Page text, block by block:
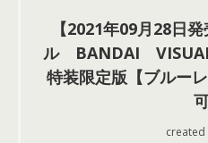
【2021年09月28日
ル BANDAI VISUAL
特装限定版【ブルー
created